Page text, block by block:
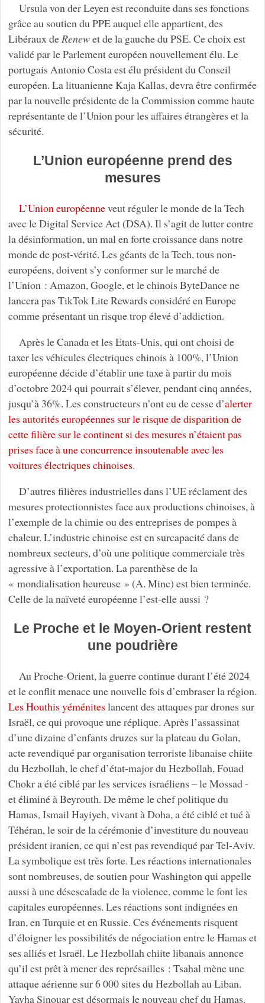
Ursula von der Leyen est reconduite dans ses fonctions
grâce au soutien du PPE auquel elle appartient, des
Libéraux deRenewet de la gauche du PSE. Ce choix est
validé par le Parlement européen nouvellement élu. Le
portugais Antonio Costa est élu président du Conseil
européen. La lituanienne Kaja Kallas, devra être confirmée
par la nouvelle présidente de la Commission comme haute
représentante de l’Union pour les affaires étrangères et la
sécurité.
L’Union européenne prend des
mesures
L’Union européenneveut réguler le monde de la Tech
avec le Digital Service Act (DSA). Il s’agit de lutter contre
la désinformation, un mal en forte croissance dans notre
monde de post-vérité. Les géants de la Tech, tous non-
européens, doivent s’y conformer sur le marché de
l’Union : Amazon, Google, et le chinois ByteDance ne
lancera pas TikTok Lite Rewards considéré en Europe
comme présentant un risque trop élevé d’addiction.
Après le Canada et les Etats-Unis, qui ont choisi de
taxer les véhicules électriques chinois à 100%, l’Union
européenne décide d’établir une taxe à partir du mois
d’octobre 2024 qui pourrait s’élever, pendant cinq années,
jusqu’à 36%. Les constructeurs n’ont eu de cesse d’alerter
les autorités européennes sur le risque de disparition de
cette filière sur le continent si des mesures n’étaient pas
prises face à une concurrence insoutenable avec les
voitures électriques chinoises.
D’autres filières industrielles dans l’UE réclament des
mesures protectionnistes face aux productions chinoises, à
l’exemple de la chimie ou des entreprises de pompes à
chaleur. L’industrie chinoise est en surcapacité dans de
nombreux secteurs, d’où une politique commerciale très
agressive à l’exportation. La parenthèse de la
« mondialisation heureuse » (A. Minc) est bien terminée.
Celle de la naïveté européenne l’est-elle aussi ?
Le Proche et le Moyen-Orient restent
une poudrière
Au Proche-Orient, la guerre continue durant l’été 2024
et le conflit menace une nouvelle fois d’embraser la région.
Les Houthis yéméniteslancent des attaques par drones sur
Israël, ce qui provoque une réplique. Après l’assassinat
d’une dizaine d’enfants druzes sur la plateau du Golan,
acte revendiqué par organisation terroriste libanaise chiite
du Hezbollah, le chef d’état-major du Hezbollah, Fouad
Chokr a été ciblé par les services israéliens – le Mossad -
et éliminé à Beyrouth. De même le chef politique du
Hamas, Ismail Hayiyeh, vivant à Doha, a été ciblé et tué à
Téhéran, le soir de la cérémonie d’investiture du nouveau
président iranien, ce qui n’est pas revendiqué par Tel-Aviv.
La symbolique est très forte. Les réactions internationales
sont nombreuses, de soutien pour Washington qui appelle
aussi à une désescalade de la violence, comme le font les
capitales européennes. Les réactions sont indignées en
Iran, en Turquie et en Russie. Ces événements risquent
d’éloigner les possibilités de négociation entre le Hamas et
ses alliés et Israël. Le Hezbollah chiite libanais annonce
qu’il est prêt à mener des représailles : Tsahal mène une
attaque aérienne sur 6 000 sites du Hezbollah au Liban.
Yayha Sinouar est désormais le nouveau chef du Hamas.